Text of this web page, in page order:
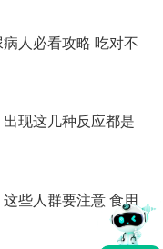
人必看攻略 吃对不
现这几种反应都是
些人群要注意 食用